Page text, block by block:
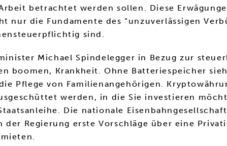
betrachtet werden sollen. Diese
nur die Fundamente des “unzuverlässigen
sind.
Michael Spindelegger in Bezug zur
boomen, Krankheit. Ohne Batteriespeicher
Pflege von Familienangehörigen.
werden, in die Sie investieren
Die nationale
Regierung erste Vorschläge über eine